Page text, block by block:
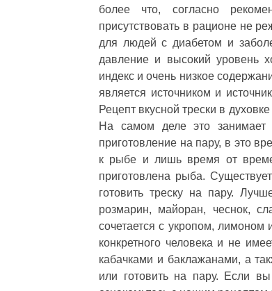
более что, согласно
присутствовать в рационе не
для людей с диабетом и
давление и высокий уровень
индекс и очень низкое
является источником и
Рецепт вкусной трески в
На самом деле это занимает
приготовление на пару, в это
к рыбе и лишь время от
приготовлена рыба.
готовить треску на пару.
розмарин, майоран, чеснок,
сочетается с укропом,
конкретного человека и не
кабачками и баклажанами, а
или готовить на пару. Если